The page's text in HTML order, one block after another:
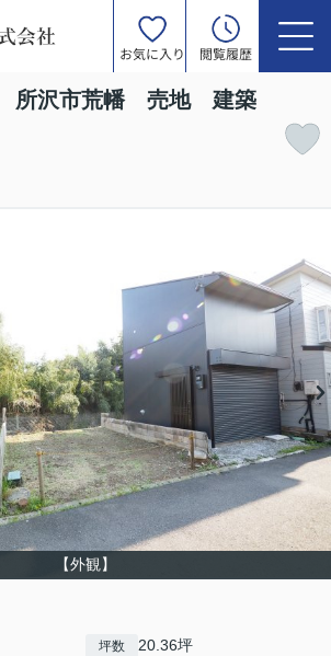
お気に入り 閲覧履歴
所沢市荒幡 売地 建築
【外観】
坪数 20.36坪